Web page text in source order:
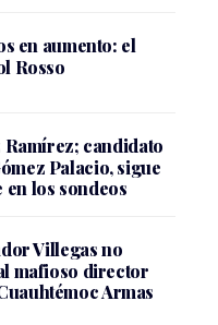
en aumento: el
Rosso
Ramírez; candidato
Palacio, sigue
en los sondeos
Villegas no
mafioso director
Armas